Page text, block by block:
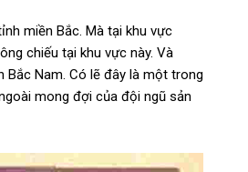
miền Bắc. Mà tại khu vực
chiếu tại khu vực này. Và
Nam. Có lẽ đây là một trong
mong đợi của đội ngũ sản